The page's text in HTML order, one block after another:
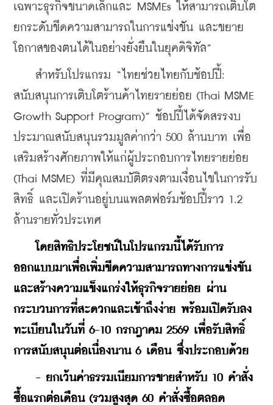
เฉพาะธุรกิจขนาดเล็กและ MSMEs ให้สามารถเติบโต
ยกระดับขีดความสามารถในการแข่งขัน และขยาย
โอกาสของตนได้ในอย่างยั่งยืนในยุคดิจิทัล”
สำหรับโปรแกรม “ไทยช่วยไทยกับช้อปปี้:
สนับสนุนการเติบโตร้านค้าไทยรายย่อย (Thai MSME
Growth Support Program)” ช้อปปี้ได้จัดสรรงบ
ประมาณสนับสนุนรวมมูลค่ากว่า 500 ล้านบาท เพื่อ
เสริมสร้างศักยภาพให้แก่ผู้ประกอบการไทยรายย่อย
(Thai MSME) ที่มีคุณสมบัติตรงตามเงื่อนไขในการรับ
สิทธิ์ และเปิดร้านอยู่บนแพลตฟอร์มช้อปปี้ราว 1.2
ล้านรายทั่วประเทศ
โดยสิทธิประโยชน์ในโปรแกรมนี้ได้รับการ
ออกแบบมาเพื่อเพิ่มขีดความสามารถทางการแข่งขัน
และสร้างความแข็งแกร่งให้ธุรกิจรายย่อย ผ่าน
กระบวนการที่สะดวกและเข้าถึงง่าย พร้อมเปิดรับลง
ทะเบียนในวันที่ 6-10 กรกฎาคม 2569 เพื่อรับสิทธิ์
การสนับสนุนต่อเนื่องนาน 6 เดือน ซึ่งประกอบด้วย
- ยกเว้นค่าธรรมเนียมการขายสำหรับ 10 คำสั่ง
ซื้อแรกต่อเดือน (รวมสูงสุด 60 คำสั่งซื้อตลอด